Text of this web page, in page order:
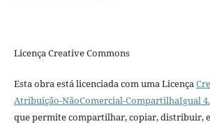
Licença Creative Commons
Esta obra está licenciada com uma Licença
Atribuição-NãoComercial-CompartilhaIgual
que permite compartilhar, copiar, distribuir,